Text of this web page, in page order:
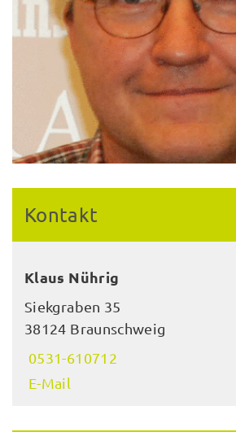
Kontakt
Klaus Nührig
Siekgraben 35
38124 Braunschweig
0531-610712
E-Mail